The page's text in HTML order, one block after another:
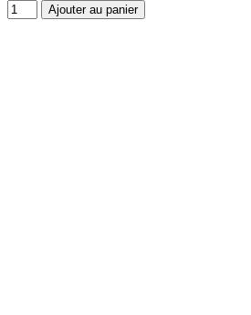
Ajouter au panier